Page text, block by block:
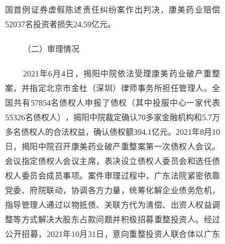
国首例证券虚假陈述责任纠纷案作出判决，康美药业赔偿
52037名投资者损失24.59亿元。
（二）审理情况
2021年6月4日，揭阳中院依法受理康美药业破产重整
案，并指定北京市金杜（深圳）律师事务所担任管理人。全
国共有57854名债权人申报了债权（其中投服中心一家代表
55326名债权人），揭阳中院裁定确认70多家金融机构和5.7万
多名债权人的合法权益，确认债权额394.1亿元。2021年8月10
日，揭阳中院召开康美药业破产重整案第一次债权人会议。
会议指定债权人会议主席，表决设立债权人委员会和选任债
权人委员会成员事项。案件审理过程中，广东法院紧密依靠
党委、府院联动，协调各方力量，统筹化解企业债务危机，
指导管理人通过以物抵债、关联方代为清偿、出资人权益调
整等方式解决大股东占款问题并积极招募重整投资人。经过
公开招募，2021年10月31日，意向重整投资人联合体以广东